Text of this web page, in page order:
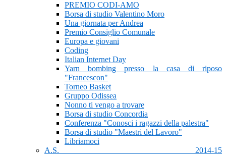
PREMIO CODI-AMO
Borsa di studio Valentino Moro
Una giornata per Andrea
Premio Consiglio Comunale
Europa e giovani
Coding
Italian Internet Day
Yarn bombing presso la casa di riposo
"Francescon"
Torneo Basket
Gruppo Odissea
Nonno ti vengo a trovare
Borsa di studio Concordia
Conferenza "Conosci i ragazzi della palestra"
Borsa di studio "Maestri del Lavoro"
Libriamoci
A.S. 2014-15